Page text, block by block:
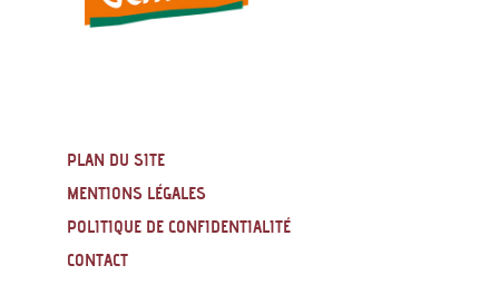
PLAN DU SITE
MENTIONS LÉGALES
POLITIQUE DE CONFIDENTIALITÉ
CONTACT